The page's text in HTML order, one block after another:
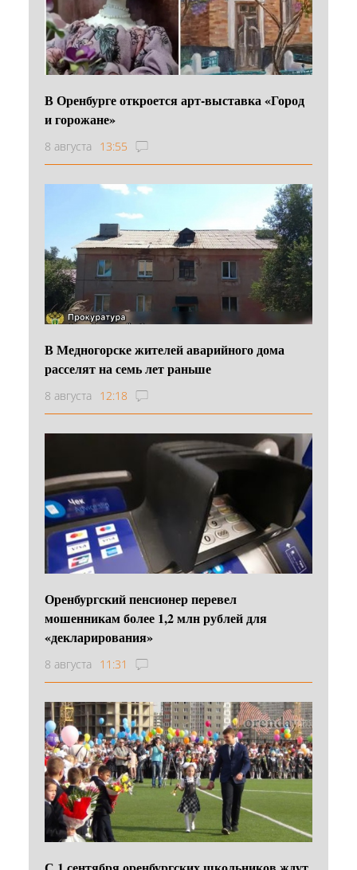
В Оренбурге откроется арт-выставка «Город
и горожане»
8 августа 13:55
В Медногорске жителей аварийного дома
расселят на семь лет раньше
8 августа 12:18
Оренбургский пенсионер перевел
мошенникам более 1,2 млн рублей для
«декларирования»
8 августа 11:31